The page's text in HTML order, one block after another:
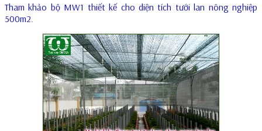
Tham khảo bộ MW1 thiết kế cho diện tích tưới lan nông nghiệp
500m2.